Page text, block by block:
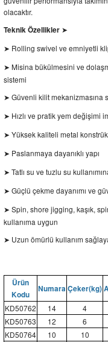
olacaktır.
Teknik Özellikler ➤
➤ Rolling swivel ve emniyetli
➤ Misina bükülmesini ve
sistemi
➤ Güvenli kilit mekanizmasına
➤ Hızlı ve pratik yem değişimi
➤ Yüksek kaliteli metal
➤ Paslanmaya dayanıklı yapı
➤ Tatlı su ve tuzlu su
➤ Güçlü çekme dayanımı ve
➤ Spin, shore jigging, kaşık,
kullanıma uygun
➤ Uzun ömürlü kullanım
Ürün
Kodu
Numara Çeker(kg)
KD50762
14 4
KD50763
12 6
KD50764
10 10